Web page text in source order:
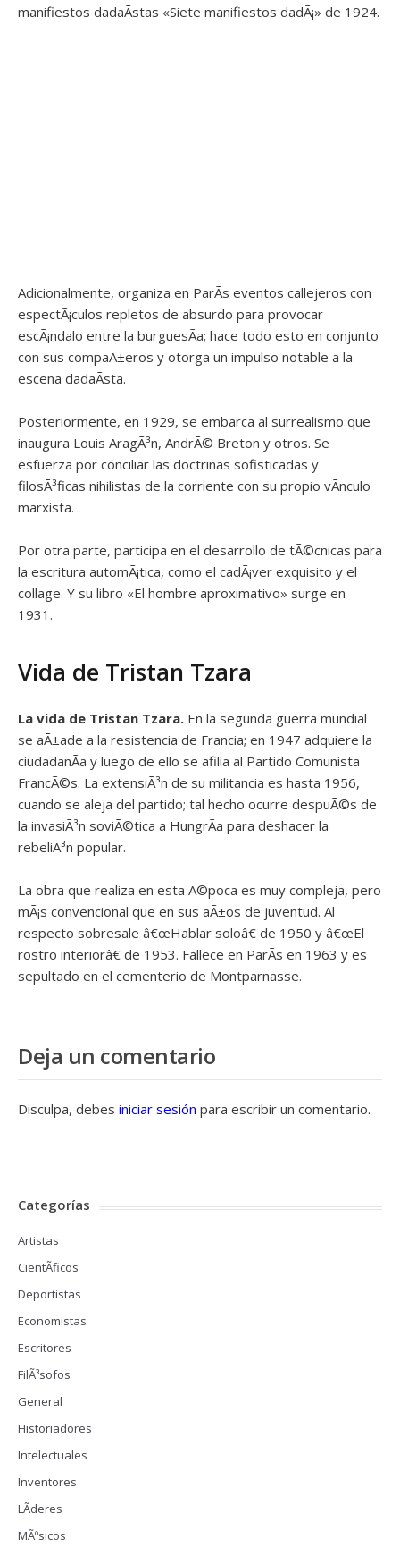
manifiestos dadaÃ­stas «Siete manifiestos dadÃ¡» de 1924.
Adicionalmente, organiza en ParÃ­s eventos callejeros con
espectÃ¡culos repletos de absurdo para provocar
escÃ¡ndalo entre la burguesÃ­a; hace todo esto en conjunto
con sus compaÃ±eros y otorga un impulso notable a la
escena dadaÃ­sta.
Posteriormente, en 1929, se embarca al surrealismo que
inaugura Louis AragÃ³n, AndrÃ© Breton y otros. Se
esfuerza por conciliar las doctrinas sofisticadas y
filosÃ³ficas nihilistas de la corriente con su propio vÃ­nculo
marxista.
Por otra parte, participa en el desarrollo de tÃ©cnicas para
la escritura automÃ¡tica, como el cadÃ¡ver exquisito y el
collage. Y su libro «El hombre aproximativo» surge en
1931.
Vida de Tristan Tzara
La vida de Tristan Tzara. En la segunda guerra mundial
se aÃ±ade a la resistencia de Francia; en 1947 adquiere la
ciudadanÃ­a y luego de ello se afilia al Partido Comunista
FrancÃ©s. La extensiÃ³n de su militancia es hasta 1956,
cuando se aleja del partido; tal hecho ocurre despuÃ©s de
la invasiÃ³n soviÃ©tica a HungrÃ­a para deshacer la
rebeliÃ³n popular.
La obra que realiza en esta Ã©poca es muy compleja, pero
mÃ¡s convencional que en sus aÃ±os de juventud. Al
respecto sobresale â€œHablar soloâ€ de 1950 y â€œEl
rostro interiorâ€ de 1953. Fallece en ParÃ­s en 1963 y es
sepultado en el cementerio de Montparnasse.
Deja un comentario
Disculpa, debes iniciar sesión para escribir un comentario.
Categorías
Artistas
CientÃ­ficos
Deportistas
Economistas
Escritores
FilÃ³sofos
General
Historiadores
Intelectuales
Inventores
LÃ­deres
MÃºsicos